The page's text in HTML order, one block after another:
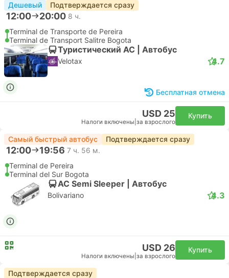
Дешевый Подтверждается сразу
12:00 20:00 8 ч.
Terminal de Transporte de Pereira
Terminal de Transport Salitre Bogota
Туристический AC | Автобус
Velotax 4.7
Бесплатная отмена
USD 25
Налоги включены за взрослого
Купить
Самый быстрый автобус Подтверждается сразу
12:00 19:56 7 ч. 56 м.
Terminal de Pereira
Terminal del Sur Bogota
AC Semi Sleeper | Автобус
Bolivariano 4.3
USD 26
Налоги включены за взрослого
Купить
Подтверждается сразу